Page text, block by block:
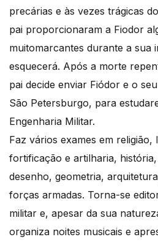
precárias e às vezes trágicas
pai proporcionaram a Fiodor
muitomarcantes durante a sua
esquecerá. Após a morte
pai decide enviar Fiódor e o
São Petersburgo, para
Engenharia Militar.
Faz vários exames em religião,
fortificação e artilharia,
desenho, geometria,
forças armadas. Torna-se
militar e, apesar da sua
organiza noites musicais e